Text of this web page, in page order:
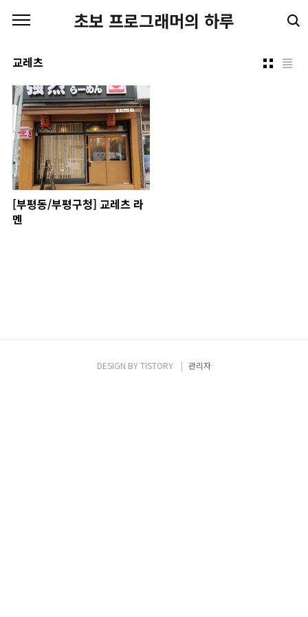
초보 프로그래머의 하루
교레츠
[부평동/부평구청] 교레츠 라
멘
DESIGN BYTISTORY 관리자